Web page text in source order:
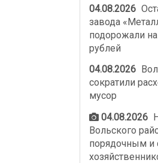
04.08.2026
завода
подорожали
рублей
04.08.2026
сократили
мусор
04.08.2026
Вольского
порядочным и